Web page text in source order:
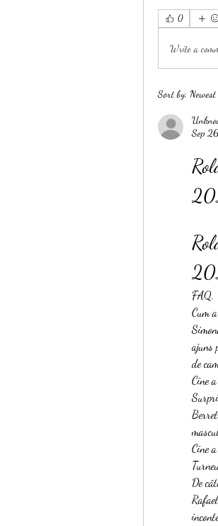
0
Write a
Sort by: Newest
Sep
FAQ.
Cum
ajuns
de
Cine
Cine
De